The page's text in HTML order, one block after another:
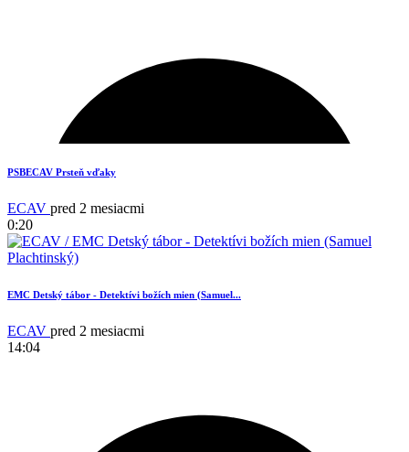
18
PSBECAV Prsteň vďaky
ECAV pred 2 mesiacmi
0:20
EMC Detský tábor - Detektívi božích mien (Samuel...
ECAV pred 2 mesiacmi
14:04